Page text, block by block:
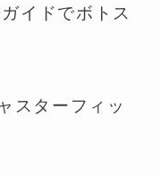
イドでボトス
スターフィッ